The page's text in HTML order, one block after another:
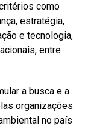
como
estratégia,
e tecnologia,
entre
a busca e a
organizações
no país